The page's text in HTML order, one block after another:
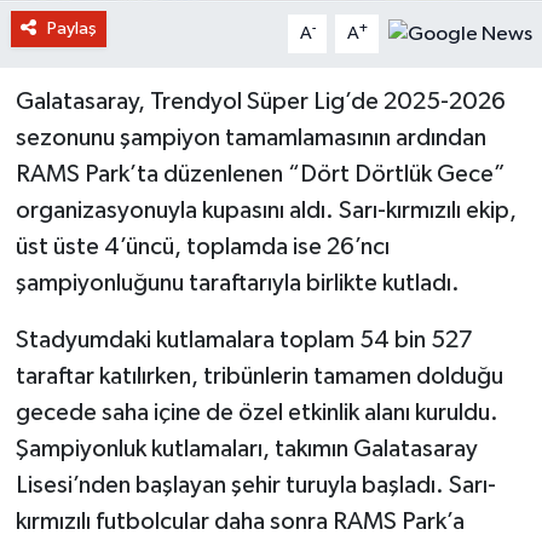
Paylaş A- A+
Galatasaray, Trendyol Süper Lig’de 2025-2026
sezonunu şampiyon tamamlamasının ardından
RAMS Park’ta düzenlenen “Dört Dörtlük Gece”
organizasyonuyla kupasını aldı. Sarı-kırmızılı ekip,
üst üste 4’üncü, toplamda ise 26’ncı
şampiyonluğunu taraftarıyla birlikte kutladı.
Stadyumdaki kutlamalara toplam 54 bin 527
taraftar katılırken, tribünlerin tamamen dolduğu
gecede saha içine de özel etkinlik alanı kuruldu.
Şampiyonluk kutlamaları, takımın Galatasaray
Lisesi’nden başlayan şehir turuyla başladı. Sarı-
kırmızılı futbolcular daha sonra RAMS Park’a